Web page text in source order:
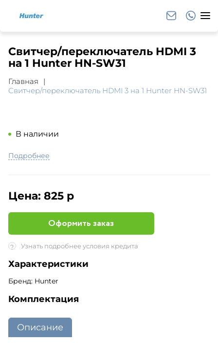
Свитчер/переключатель HDMI 3
на 1 Hunter HN-SW31
Главная
Свитчер/переключатель HDMI 3 на 1 Hunter HN-SW31
В наличии
Подробнее
Цена: 825 р
Оформить заказ
? Узнать подробнее условия кредита
Характеристики
Бренд: Hunter
Комплектация
Описание